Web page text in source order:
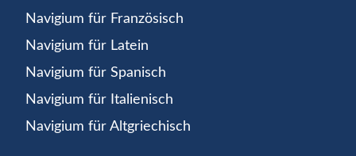
Navigium für Französisch
Navigium für Latein
Navigium für Spanisch
Navigium für Italienisch
Navigium für Altgriechisch